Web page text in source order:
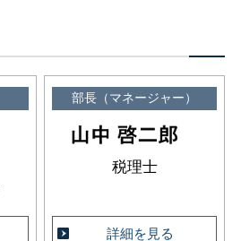
部長（マネージャー）
税理士
詳細を見る